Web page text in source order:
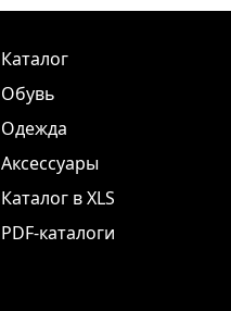
Каталог
Обувь
Одежда
Аксессуары
Каталог в XLS
PDF-каталоги